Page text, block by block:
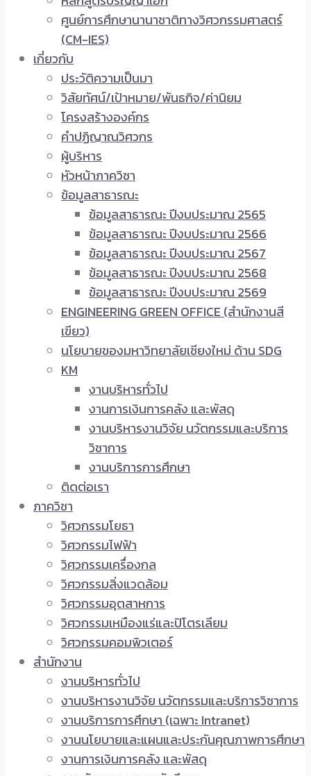
ศูนย์การศึกษานานาชาติทางวิศวกรรมศาสตร์
(CM-IES)
เกี่ยวกับ
ประวัติความเป็นมา
วิสัยทัศน์/เป้าหมาย/พันธกิจ/ค่านิยม
โครงสร้างองค์กร
คำปฏิญาณวิศวกร
ผู้บริหาร
หัวหน้าภาควิชา
ข้อมูลสาธารณะ
ข้อมูลสาธารณะ ปีงบประมาณ 2565
ข้อมูลสาธารณะ ปีงบประมาณ 2566
ข้อมูลสาธารณะ ปีงบประมาณ 2567
ข้อมูลสาธารณะ ปีงบประมาณ 2568
ข้อมูลสาธารณะ ปีงบประมาณ 2569
ENGINEERING GREEN OFFICE (สำนักงานสี
เขียว)
นโยบายของมหาวิทยาลัยเชียงใหม่ ด้าน SDG
KM
งานบริหารทั่วไป
งานการเงินการคลัง และพัสดุ
งานบริหารงานวิจัย นวัตกรรมและบริการ
วิชาการ
งานบริการการศึกษา
ติดต่อเรา
ภาควิชา
วิศวกรรมโยธา
วิศวกรรมไฟฟ้า
วิศวกรรมเครื่องกล
วิศวกรรมสิ่งแวดล้อม
วิศวกรรมอุตสาหการ
วิศวกรรมเหมืองแร่และปิโตรเลียม
วิศวกรรมคอมพิวเตอร์
สำนักงาน
งานบริหารทั่วไป
งานบริหารงานวิจัย นวัตกรรมและบริการวิชาการ
งานบริการการศึกษา (เฉพาะ Intranet)
งานนโยบายและแผนและประกันคุณภาพการศึกษา
งานการเงินการคลัง และพัสดุ